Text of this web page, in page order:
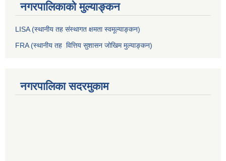
नगरपालिकाको मुल्याङ्कन
LISA (स्थानीय तह संस्थागत क्षमता स्वमूल्याङ्कन)
FRA (स्थानीय तह वित्तिय सुशासन जोखिम मुल्याङ्कन)
नगरपालिका सदरमुकाम